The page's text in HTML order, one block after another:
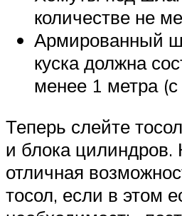
количестве не
Армированный
куска должна
менее 1 метра
Теперь слейте
и блока цилиндров.
отличная
тосол, если в этом